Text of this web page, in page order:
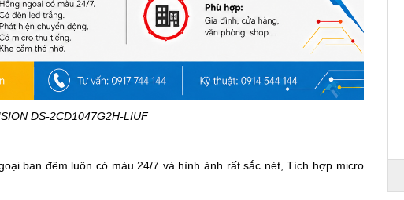
DS-2CD1047G2H-LIUF
ban đêm luôn có màu 24/7 và hình ảnh rất sắc nét,Tích hợp micro